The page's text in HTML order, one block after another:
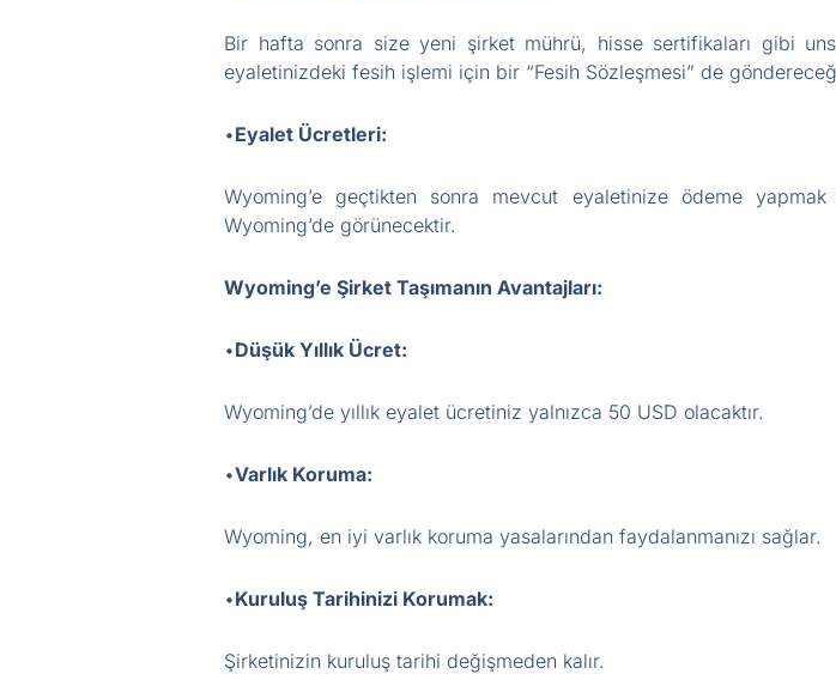
Bir hafta sonra size yeni şirket mührü, hisse sertifikaları gibi
eyaletinizdeki fesih işlemi için bir “Fesih Sözleşmesi” de
•Eyalet Ücretleri:
Wyoming’e geçtikten sonra mevcut eyaletinize ödeme
Wyoming’de görünecektir.
Wyoming’e Şirket Taşımanın Avantajları:
•Düşük Yıllık Ücret:
Wyoming’de yıllık eyalet ücretiniz yalnızca 50 USD olacaktır.
•Varlık Koruma:
Wyoming, en iyi varlık koruma yasalarından faydalanmanızı sağlar.
•Kuruluş Tarihinizi Korumak:
Şirketinizin kuruluş tarihi değişmeden kalır.